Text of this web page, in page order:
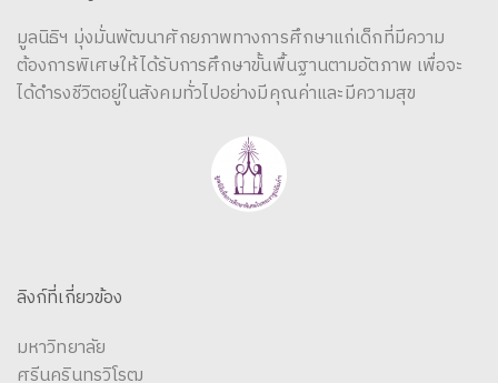
มูลนิธิฯ มุ่งมั่นพัฒนาศักยภาพทางการศึกษาแก่เด็กที่มีความ
ต้องการพิเศษให้ได้รับการศึกษาขั้นพื้นฐานตามอัตภาพ เพื่อจะ
ได้ดำรงชีวิตอยู่ในสังคมทั่วไปอย่างมีคุณค่าและมีความสุข
ลิงก์ที่เกี่ยวข้อง
มหาวิทยาลัย
ศรีนครินทรวิโรฒ